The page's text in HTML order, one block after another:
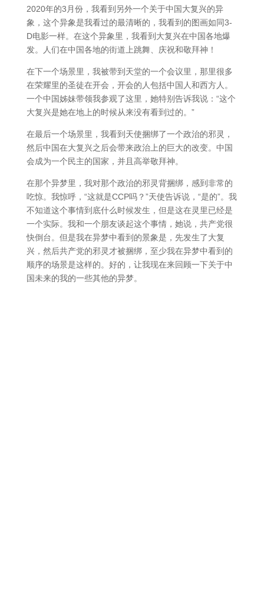
2020年的3月份，我看到另外一个关于中国大复兴的异
象，这个异象是我看过的最清晰的，我看到的图画如同3-
D电影一样。在这个异象里，我看到大复兴在中国各地爆
发。人们在中国各地的街道上跳舞、庆祝和敬拜神！
在下一个场景里，我被带到天堂的一个会议里，那里很多
在荣耀里的圣徒在开会，开会的人包括中国人和西方人。
一个中国姊妹带领我参观了这里，她特别告诉我说：“这个
大复兴是她在地上的时候从来没有看到过的。”
在最后一个场景里，我看到天使捆绑了一个政治的邪灵，
然后中国在大复兴之后会带来政治上的巨大的改变。中国
会成为一个民主的国家，并且高举敬拜神。
在那个异梦里，我对那个政治的邪灵背捆绑，感到非常的
吃惊。我惊呼，“这就是CCP吗？”天使告诉说，“是的”。我
不知道这个事情到底什么时候发生，但是这在灵里已经是
一个实际。我和一个朋友谈起这个事情，她说，共产党很
快倒台。但是我在异梦中看到的景象是，先发生了大复
兴，然后共产党的邪灵才被捆绑，至少我在异梦中看到的
顺序的场景是这样的。好的，让我现在来回顾一下关于中
国未来的我的一些其他的异梦。